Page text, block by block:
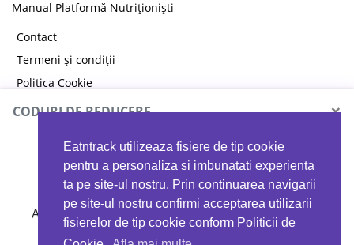
Eatntrack utilizeaza fisiere de tip cookie
pentru a personaliza si imbunatati experienta
ta pe site-ul nostru. Prin continuarea navigarii
pe site-ul nostru confirmi acceptarea utilizarii
fisierelor de tip cookie conform Politicii de
Manual Platformă Nutriționiști
Contact
Termeni și condiții
Politica Cookie
Politica de confidențialitate
CODURI DE REDUCERE ×
MYPROTEIN
Ai 40%reducere la orice comandă folosind codul
EATTRACK